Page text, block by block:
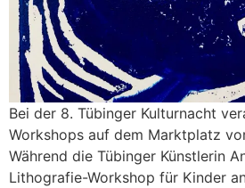
Bei der 8. Tübinger Kulturnacht
Workshops auf dem Marktplatz
Während die Tübinger Künstlerin
Lithografie-Workshop für Kinder